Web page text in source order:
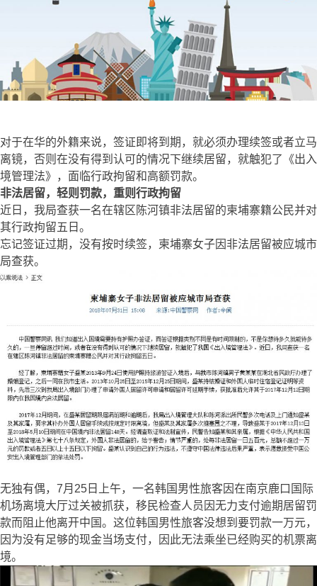
对于在华的外籍来说，签证即将到期，就必须办理续签或者立马
离镜，否则在没有得到认可的情况下继续居留，就触犯了《出入
境管理法》，面临行政拘留和高额罚款。
非法居留，轻则罚款，重则行政拘留
近日，我局查获一名在辖区陈河镇非法居留的柬埔寨籍公民并对
其行政拘留五日。
忘记签证过期，没有按时续签，柬埔寨女子因非法居留被应城市
局查获。
无独有偶，7月25日上午，一名韩国男性旅客因在南京鹿口国际
机场离境大厅过关被抓获，移民检查人员因无力支付逾期居留罚
款而阻止他离开中国。这位韩国男性旅客没想到要罚款一万元，
因为没有足够的现金当场支付，因此无法乘坐已经购买的机票离
境。